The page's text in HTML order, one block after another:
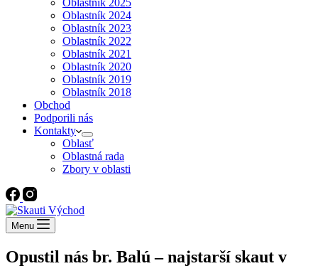
Oblastník 2025
Oblastník 2024
Oblastník 2023
Oblastník 2022
Oblastník 2021
Oblastník 2020
Oblastník 2019
Oblastník 2018
Obchod
Podporili nás
Kontakty
Oblasť
Oblastná rada
Zbory v oblasti
Menu
Opustil nás br. Balú – najstarší skaut v